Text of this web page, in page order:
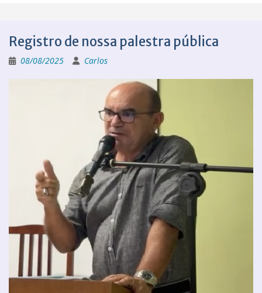
Registro de nossa palestra pública
08/08/2025 Carlos